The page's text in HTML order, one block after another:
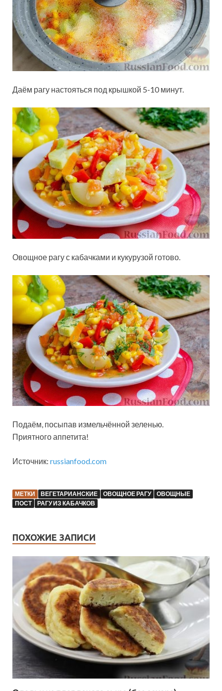
Даём рагу настояться под крышкой 5-10 минут.
Овощное рагу с кабачками и кукурузой готово.
Подаём, посыпав измельчённой зеленью.
Приятного аппетита!
Источник: russianfood.com
МЕТКИ ВЕГЕТАРИАНСКИЕ ОВОЩНОЕ РАГУ
ОВОЩНЫЕ
ПОСТ
РАГУ ИЗ КАБАЧКОВ
ПОХОЖИЕ ЗАПИСИ